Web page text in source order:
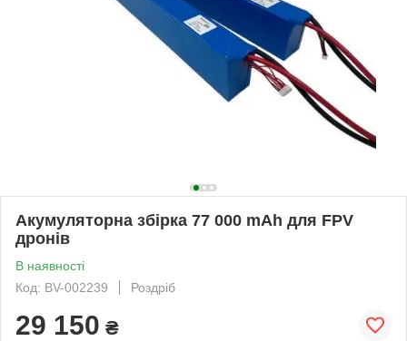
Акумуляторна збірка 77 000 mAh для FPV
дронів
В наявності
Код: BV-002239
Роздріб
29 150 ₴